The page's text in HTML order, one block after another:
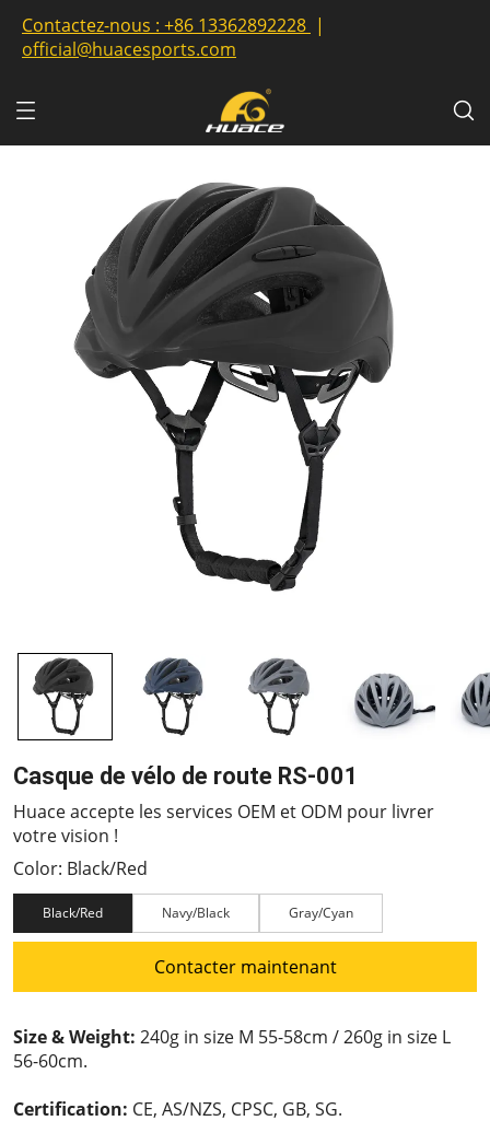
Contactez-nous : +86 13362892228 |
official@huacesports.com
Casque de vélo de route RS-001
Huace accepte les services OEM et ODM pour livrer
votre vision !
Color: Black/Red
Black/Red Navy/Black Gray/Cyan
Contacter maintenant
Size & Weight: 240g in size M 55-58cm / 260g in size L
56-60cm.
Certification: CE, AS/NZS, CPSC, GB, SG.